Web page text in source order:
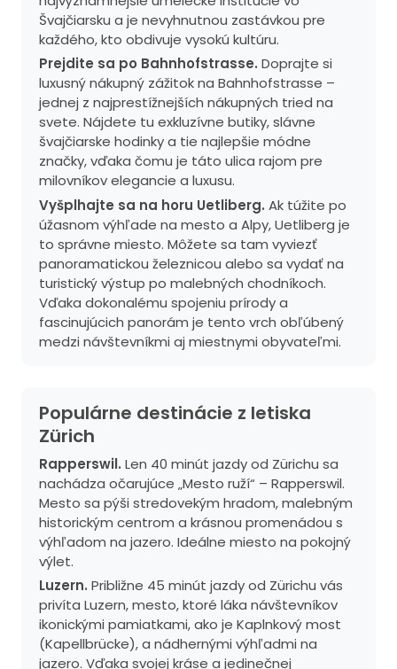
Švajčiarsku a je nevyhnutnou zastávkou pre
každého, kto obdivuje vysokú kultúru.
Prejdite sa po Bahnhofstrasse. Doprajte si
luxusný nákupný zážitok na Bahnhofstrasse –
jednej z najprestížnejších nákupných tried na
svete. Nájdete tu exkluzívne butiky, slávne
švajčiarske hodinky a tie najlepšie módne
značky, vďaka čomu je táto ulica rajom pre
milovníkov elegancie a luxusu.
Vyšplhajte sa na horu Uetliberg. Ak túžite po
úžasnom výhľade na mesto a Alpy, Uetliberg je
to správne miesto. Môžete sa tam vyviezť
panoramatickou železnicou alebo sa vydať na
turistický výstup po malebných chodníkoch.
Vďaka dokonalému spojeniu prírody a
fascinujúcich panorám je tento vrch obľúbený
medzi návštevníkmi aj miestnymi obyvateľmi.
Populárne destinácie z letiska
Zürich
Rapperswil. Len 40 minút jazdy od Zürichu sa
nachádza očarujúce „Mesto ruží“ – Rapperswil.
Mesto sa pýši stredovekým hradom, malebným
historickým centrom a krásnou promenádou s
výhľadom na jazero. Ideálne miesto na pokojný
výlet.
Luzern. Približne 45 minút jazdy od Zürichu vás
privíta Luzern, mesto, ktoré láka návštevníkov
ikonickými pamiatkami, ako je Kaplnkový most
(Kapellbrücke), a nádhernými výhľadmi na
jazero. Vďaka svojej kráse a jedinečnej